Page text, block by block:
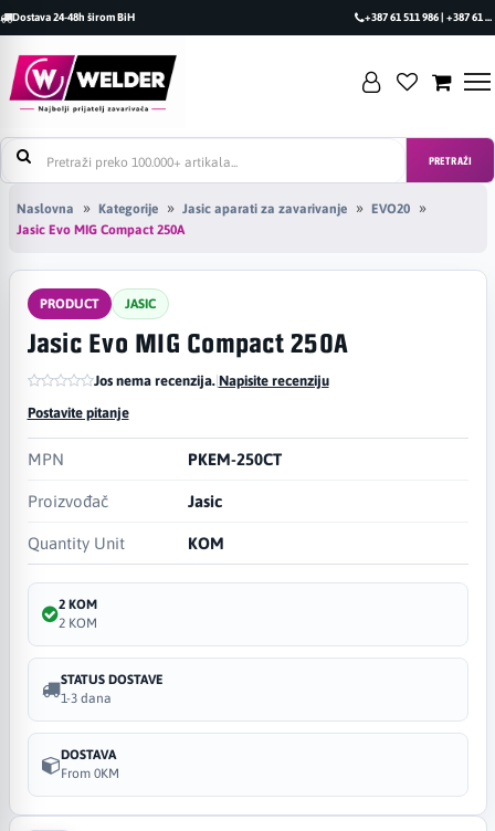
Dostava 24-48h širom BiH +387 61 511 986 | +387 61 493 470
PRETRAŽI
Naslovna Kategorije Jasic aparati za zavarivanje
EVO20
Jasic Evo MIG Compact 250A
PRODUCT JASIC
Jasic Evo MIG Compact 250A
Jos nema recenzija.|Napisite recenziju
Postavite pitanje
MPN PKEM-250CT
Proizvođač Jasic
Quantity Unit KOM
2 KOM
2 KOM
STATUS DOSTAVE
1-3 dana
DOSTAVA
From 0KM